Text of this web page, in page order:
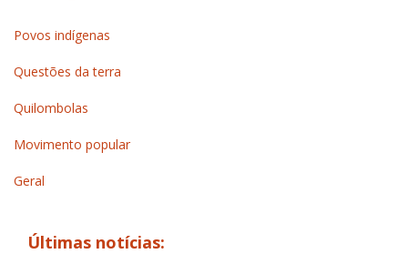
Povos indígenas
Questões da terra
Quilombolas
Movimento popular
Geral
Últimas notícias: